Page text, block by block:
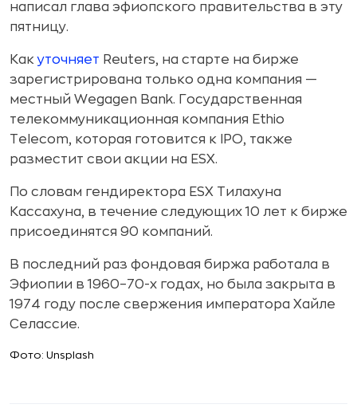
написал глава эфиопского правительства в эту
пятницу.
Какуточняет Reuters, на старте на бирже
зарегистрирована только одна компания —
местный Wegagen Bank. Государственная
телекоммуникационная компания Ethio
Telecom, которая готовится к IPO, также
разместит свои акции на ESX.
По словам гендиректора ESX Тилахуна
Кассахуна, в течение следующих 10 лет к бирже
присоединятся 90 компаний.
В последний раз фондовая биржа работала в
Эфиопии в 1960–70-х годах, но была закрыта в
1974 году после свержения императора Хайле
Селассие.
Фото: Unsplash